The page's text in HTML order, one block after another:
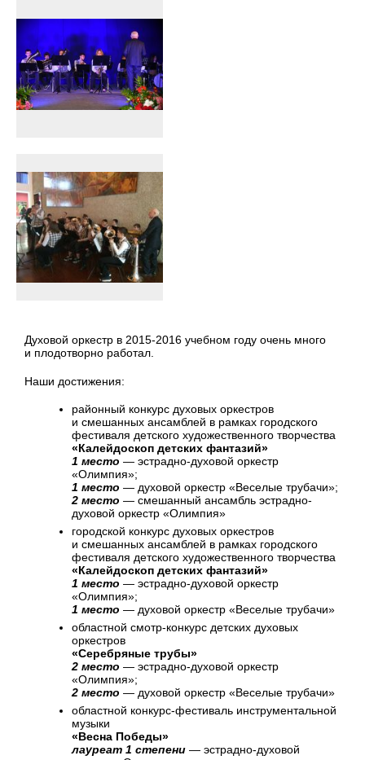
Духовой оркестр в 2015-2016 учебном году очень много
и плодотворно работал.
Наши достижения:
районный конкурс духовых оркестров
и смешанных ансамблей в рамках городского
фестиваля детского художественного творчества
«Калейдоскоп детских фантазий»
1 место — эстрадно-духовой оркестр
«Олимпия»;
1 место — духовой оркестр «Веселые трубачи»;
2 место — смешанный ансамбль эстрадно-
духовой оркестр «Олимпия»
городской конкурс духовых оркестров
и смешанных ансамблей в рамках городского
фестиваля детского художественного творчества
«Калейдоскоп детских фантазий»
1 место — эстрадно-духовой оркестр
«Олимпия»;
1 место — духовой оркестр «Веселые трубачи»
областной смотр-конкурс детских духовых
оркестров
«Серебряные трубы»
2 место — эстрадно-духовой оркестр
«Олимпия»;
2 место — духовой оркестр «Веселые трубачи»
областной конкурс-фестиваль инструментальной
музыки
«Весна Победы»
лауреат 1 степени— эстрадно-духовой